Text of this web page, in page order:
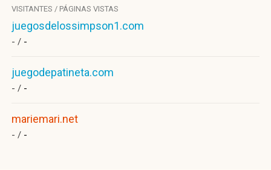
VISITANTES / PÁGINAS VISTAS
juegosdelossimpson1.com
- / -
juegodepatineta.com
- / -
mariemari.net
- / -